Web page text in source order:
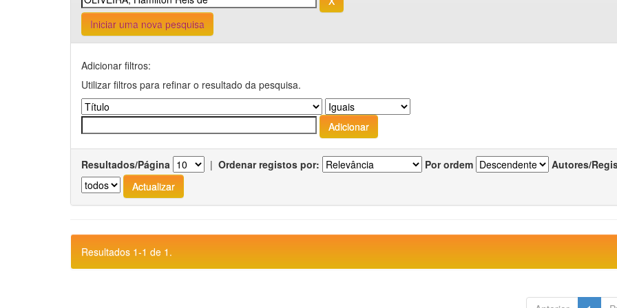
Iniciar uma nova pesquisa
Adicionar filtros:
Utilizar filtros para refinar o resultado da pesquisa.
Resultados/Página | Ordenar registos por: Por ordem Autores/
Resultados 1-1 de 1.